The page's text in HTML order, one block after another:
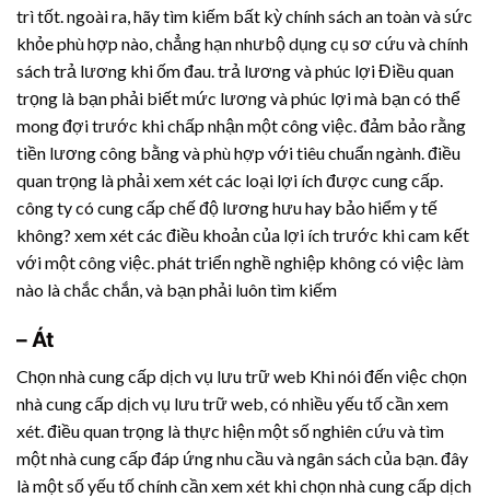
trì tốt. ngoài ra, hãy tìm kiếm bất kỳ chính sách an toàn và sức
khỏe phù hợp nào, chẳng hạn nhưbộ dụng cụ sơ cứu và chính
sách trả lương khi ốm đau. trả lương và phúc lợi Điều quan
trọng là bạn phải biết mức lương và phúc lợi mà bạn có thể
mong đợi trước khi chấp nhận một công việc. đảm bảo rằng
tiền lương công bằng và phù hợp với tiêu chuẩn ngành. điều
quan trọng là phải xem xét các loại lợi ích được cung cấp.
công ty có cung cấp chế độ lương hưu hay bảo hiểm y tế
không? xem xét các điều khoản của lợi ích trước khi cam kết
với một công việc. phát triển nghề nghiệp không có việc làm
nào là chắc chắn, và bạn phải luôn tìm kiếm
– Át
Chọn nhà cung cấp dịch vụ lưu trữ web Khi nói đến việc chọn
nhà cung cấp dịch vụ lưu trữ web, có nhiều yếu tố cần xem
xét. điều quan trọng là thực hiện một số nghiên cứu và tìm
một nhà cung cấp đáp ứng nhu cầu và ngân sách của bạn. đây
là một số yếu tố chính cần xem xét khi chọn nhà cung cấp dịch